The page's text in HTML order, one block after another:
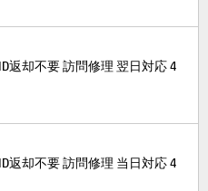
返却不要 訪問修理 翌日対応 4
返却不要 訪問修理 当日対応 4